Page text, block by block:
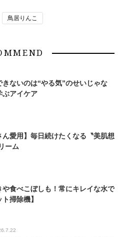
鳥居りんこ
きないのは“やる気”のせいじゃな
ぶアイケア
ん愛用】毎日続けたくなる〝美肌想
ーム
や食べこぼしも！常にキレイな水で
掃除機】